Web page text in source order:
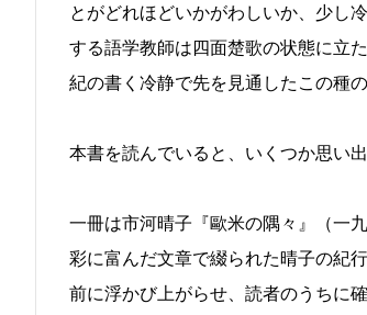
とがどれほどいかがわしいか、少し
する語学教師は四面楚歌の状態に立
紀の書く冷静で先を見通したこの種
本書を読んでいると、いくつか思い出
一冊は市河晴子『歐米の隅々』（一
彩に富んだ文章で綴られた晴子の紀
前に浮かび上がらせ、読者のうちに